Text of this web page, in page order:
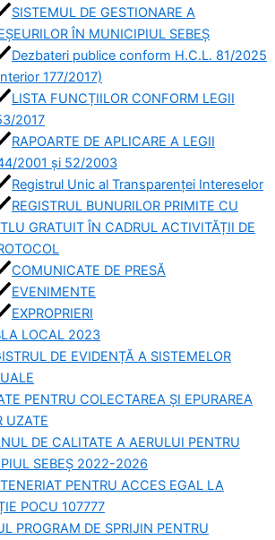
SISTEMUL DE GESTIONARE A
ÎN MUNICIPIUL SEBEȘ
Dezbateri publice conform H.C.L. 81/2025
177/2017)
LISTA FUNCȚIILOR CONFORM LEGII
2017
RAPOARTE DE APLICARE A LEGII
2001 și 52/2003
Registrul Unic al Transparenței Intereselor
REGISTRUL BUNURILOR PRIMITE CU
GRATUIT ÎN CADRUL ACTIVITĂȚII DE
COMUNICATE DE PRESĂ
EVENIMENTE
EXPROPRIERI
LOCAL 2023
DE EVIDENȚĂ A SISTEMELOR
PENTRU COLECTAREA ȘI EPURAREA
UZATE
DE CALITATE A AERULUI PENTRU
SEBEȘ 2022-2026
PENTRU ACCES EGAL LA
POCU 107777
PROGRAM DE SPRIJIN PENTRU